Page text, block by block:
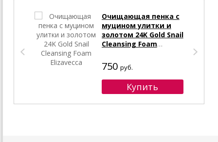
Очищающая пенка с
муцином улитки и
золотом 24K Gold Snail
Cleansing Foam
750 руб.